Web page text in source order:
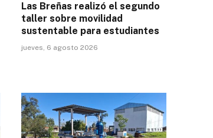
Las Breñas realizó el segundo
taller sobre movilidad
sustentable para estudiantes
jueves, 6 agosto 2026